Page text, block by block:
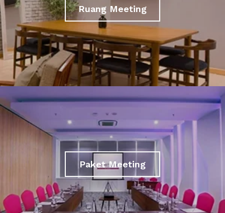
Ruang Meeting
Paket Meeting